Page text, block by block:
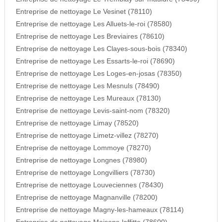
Entreprise de nettoyage Le Vesinet (78110)
Entreprise de nettoyage Les Alluets-le-roi (78580)
Entreprise de nettoyage Les Breviaires (78610)
Entreprise de nettoyage Les Clayes-sous-bois (78340)
Entreprise de nettoyage Les Essarts-le-roi (78690)
Entreprise de nettoyage Les Loges-en-josas (78350)
Entreprise de nettoyage Les Mesnuls (78490)
Entreprise de nettoyage Les Mureaux (78130)
Entreprise de nettoyage Levis-saint-nom (78320)
Entreprise de nettoyage Limay (78520)
Entreprise de nettoyage Limetz-villez (78270)
Entreprise de nettoyage Lommoye (78270)
Entreprise de nettoyage Longnes (78980)
Entreprise de nettoyage Longvilliers (78730)
Entreprise de nettoyage Louveciennes (78430)
Entreprise de nettoyage Magnanville (78200)
Entreprise de nettoyage Magny-les-hameaux (78114)